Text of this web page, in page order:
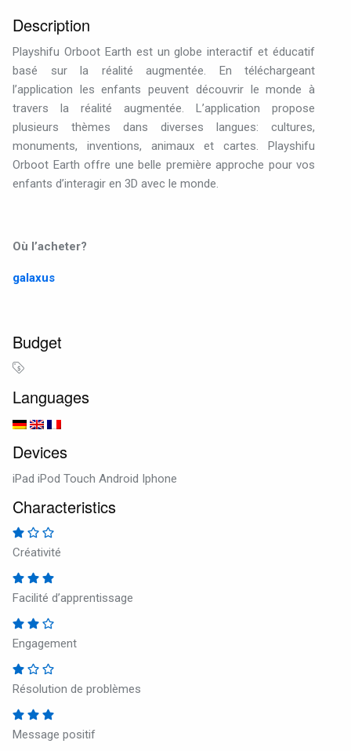
Description
Playshifu Orboot Earth est un globe interactif et éducatif
basé sur la réalité augmentée. En téléchargeant
l’application les enfants peuvent découvrir le monde à
travers la réalité augmentée. L’application propose
plusieurs thèmes dans diverses langues: cultures,
monuments, inventions, animaux et cartes. Playshifu
Orboot Earth offre une belle première approche pour vos
enfants d’interagir en 3D avec le monde.
Où l’acheter?
galaxus
Budget
Languages
Devices
iPad iPod Touch Android Iphone
Characteristics
Créativité
Facilité d’apprentissage
Engagement
Résolution de problèmes
Message positif